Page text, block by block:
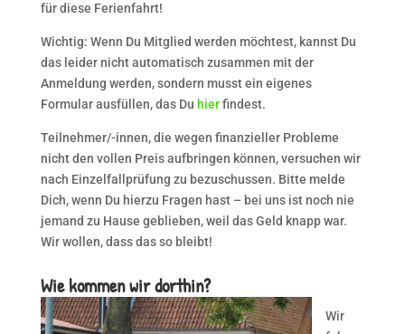
für diese Ferienfahrt!
Wichtig: Wenn Du Mitglied werden möchtest, kannst Du
das leider nicht automatisch zusammen mit der
Anmeldung werden, sondern musst ein eigenes
Formular ausfüllen, das Du hierfindest.
Teilnehmer/-innen, die wegen finanzieller Probleme
nicht den vollen Preis aufbringen können, versuchen wir
nach Einzelfallprüfung zu bezuschussen. Bitte melde
Dich, wenn Du hierzu Fragen hast – bei uns ist noch nie
jemand zu Hause geblieben, weil das Geld knapp war.
Wir wollen, dass das so bleibt!
Wie kommen wir dorthin?
Wir